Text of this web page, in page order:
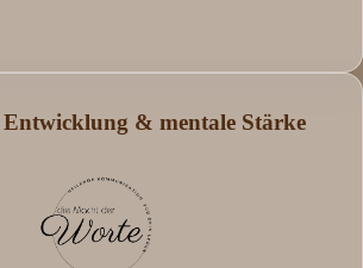
Entwicklung & mentale Stärke